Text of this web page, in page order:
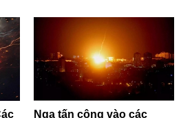
Nga tấn công vào các